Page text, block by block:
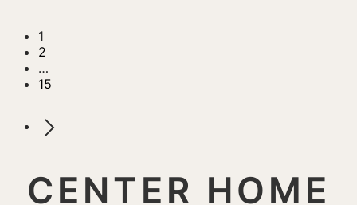
1
2
…
15
CENTER HOME